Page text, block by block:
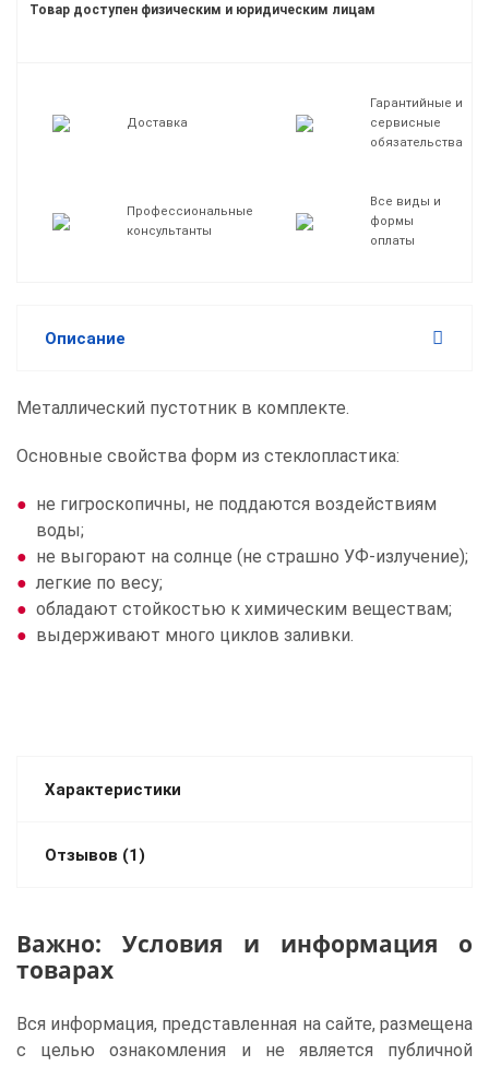
Товар доступен физическим и юридическим лицам
Доставка
Гарантийные и
сервисные
обязательства
Профессиональные
консультанты
Все виды и
формы
оплаты
Описание
Металлический пустотник в комплекте.
Основные свойства форм из стеклопластика:
не гигроскопичны, не поддаются воздействиям
воды;
не выгорают на солнце (не страшно УФ-излучение);
легкие по весу;
обладают стойкостью к химическим веществам;
выдерживают много циклов заливки.
Характеристики
Отзывов (1)
Важно: Условия и информация о
товарах
Вся информация, представленная на сайте, размещена
с целью ознакомления и не является публичной